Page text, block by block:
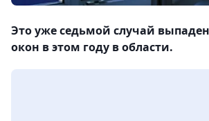
Это уже седьмой случай
окон в этом году в области.